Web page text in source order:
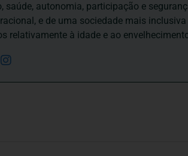
saúde, autonomia, participação e
e de uma sociedade mais
relativamente à idade e ao